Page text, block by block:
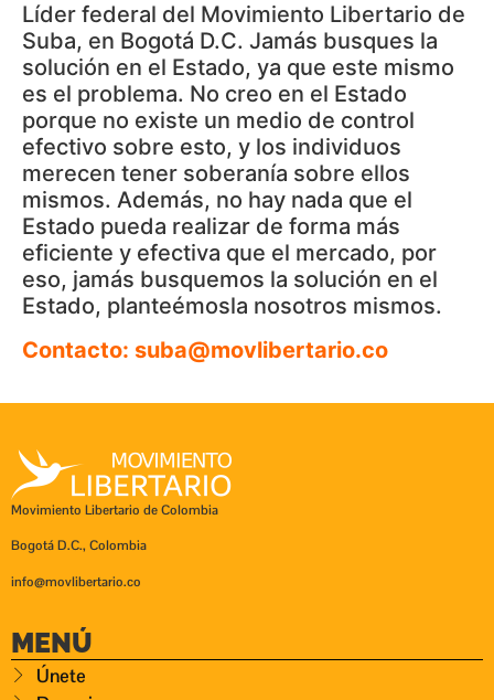
Líder federal del Movimiento Libertario de
Suba, en Bogotá D.C. Jamás busques la
solución en el Estado, ya que este mismo
es el problema. No creo en el Estado
porque no existe un medio de control
efectivo sobre esto, y los individuos
merecen tener soberanía sobre ellos
mismos. Además, no hay nada que el
Estado pueda realizar de forma más
eficiente y efectiva que el mercado, por
eso, jamás busquemos la solución en el
Estado, planteémosla nosotros mismos.
Contacto: suba@movlibertario.co
Movimiento Libertario de Colombia
Bogotá D.C., Colombia
info@movlibertario.co
MENÚ
Únete